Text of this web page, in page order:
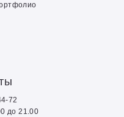
72
до 21.00